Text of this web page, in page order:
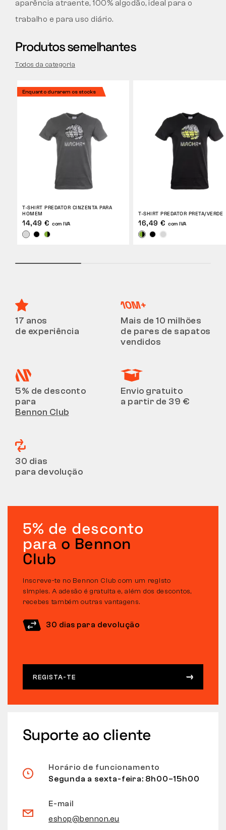
aparência atraente, 100% algodão, ideal para o
trabalho e para uso diário.
Produtos semelhantes
Todos da categoria
Enquanto durarem os stocks
T-SHIRT PREDATOR CINZENTA PARA
HOMEM
14,49 € com IVA
T-SHIRT PREDATOR PRETA/VERDE
16,49 € com IVA
17 anos
de experiência
Mais de 10 milhões
de pares de sapatos
vendidos
5% de desconto
para
Bennon Club
Envio gratuito
a partir de 39 €
30 dias
para devolução
5% de desconto
para o Bennon
Club
Inscreve-te no Bennon Club com um registo
simples. A adesão é gratuita e, além dos descontos,
recebes também outras vantagens.
30 dias para devolução
REGISTA-TE
Suporte ao cliente
Horário de funcionamento
Segunda a sexta-feira: 8h00–15h00
E-mail
eshop@bennon.eu